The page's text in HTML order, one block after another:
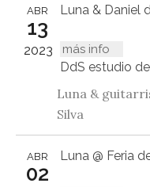
Luna & Daniel
más info
ABR
13
2023
DdS estudio
Luna &
Silva
Luna @ Feria
ABR
02